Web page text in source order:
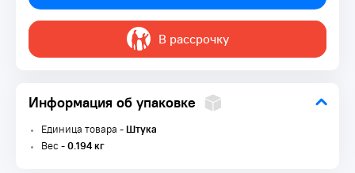
В рассрочку
Информация об упаковке
Единица товара -Штука
Вес -0.194 кг